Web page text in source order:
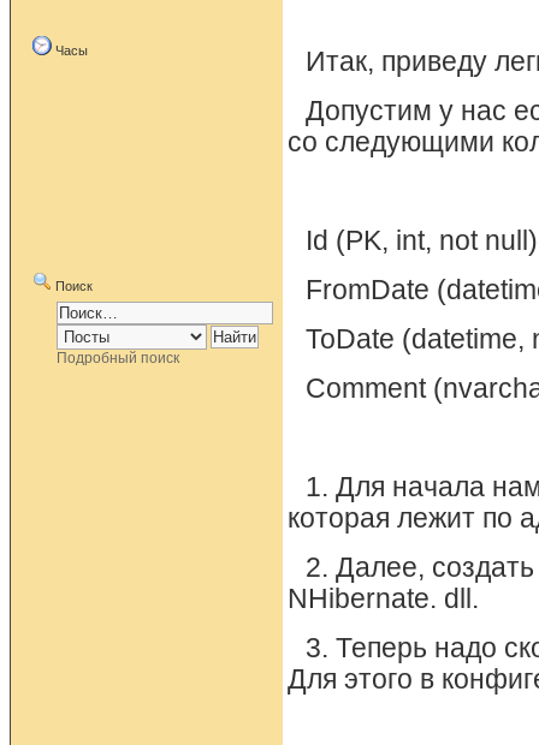
Часы
Поиск
Подробный поиск
Итак, приведу
Допустим у нас
со следующими
Id (PK, int, not null)
FromDate
ToDate (datetime,
Comment
1. Для начала
которая лежит по
2. Далее,
NHibernate. dll.
3. Теперь надо
Для этого в